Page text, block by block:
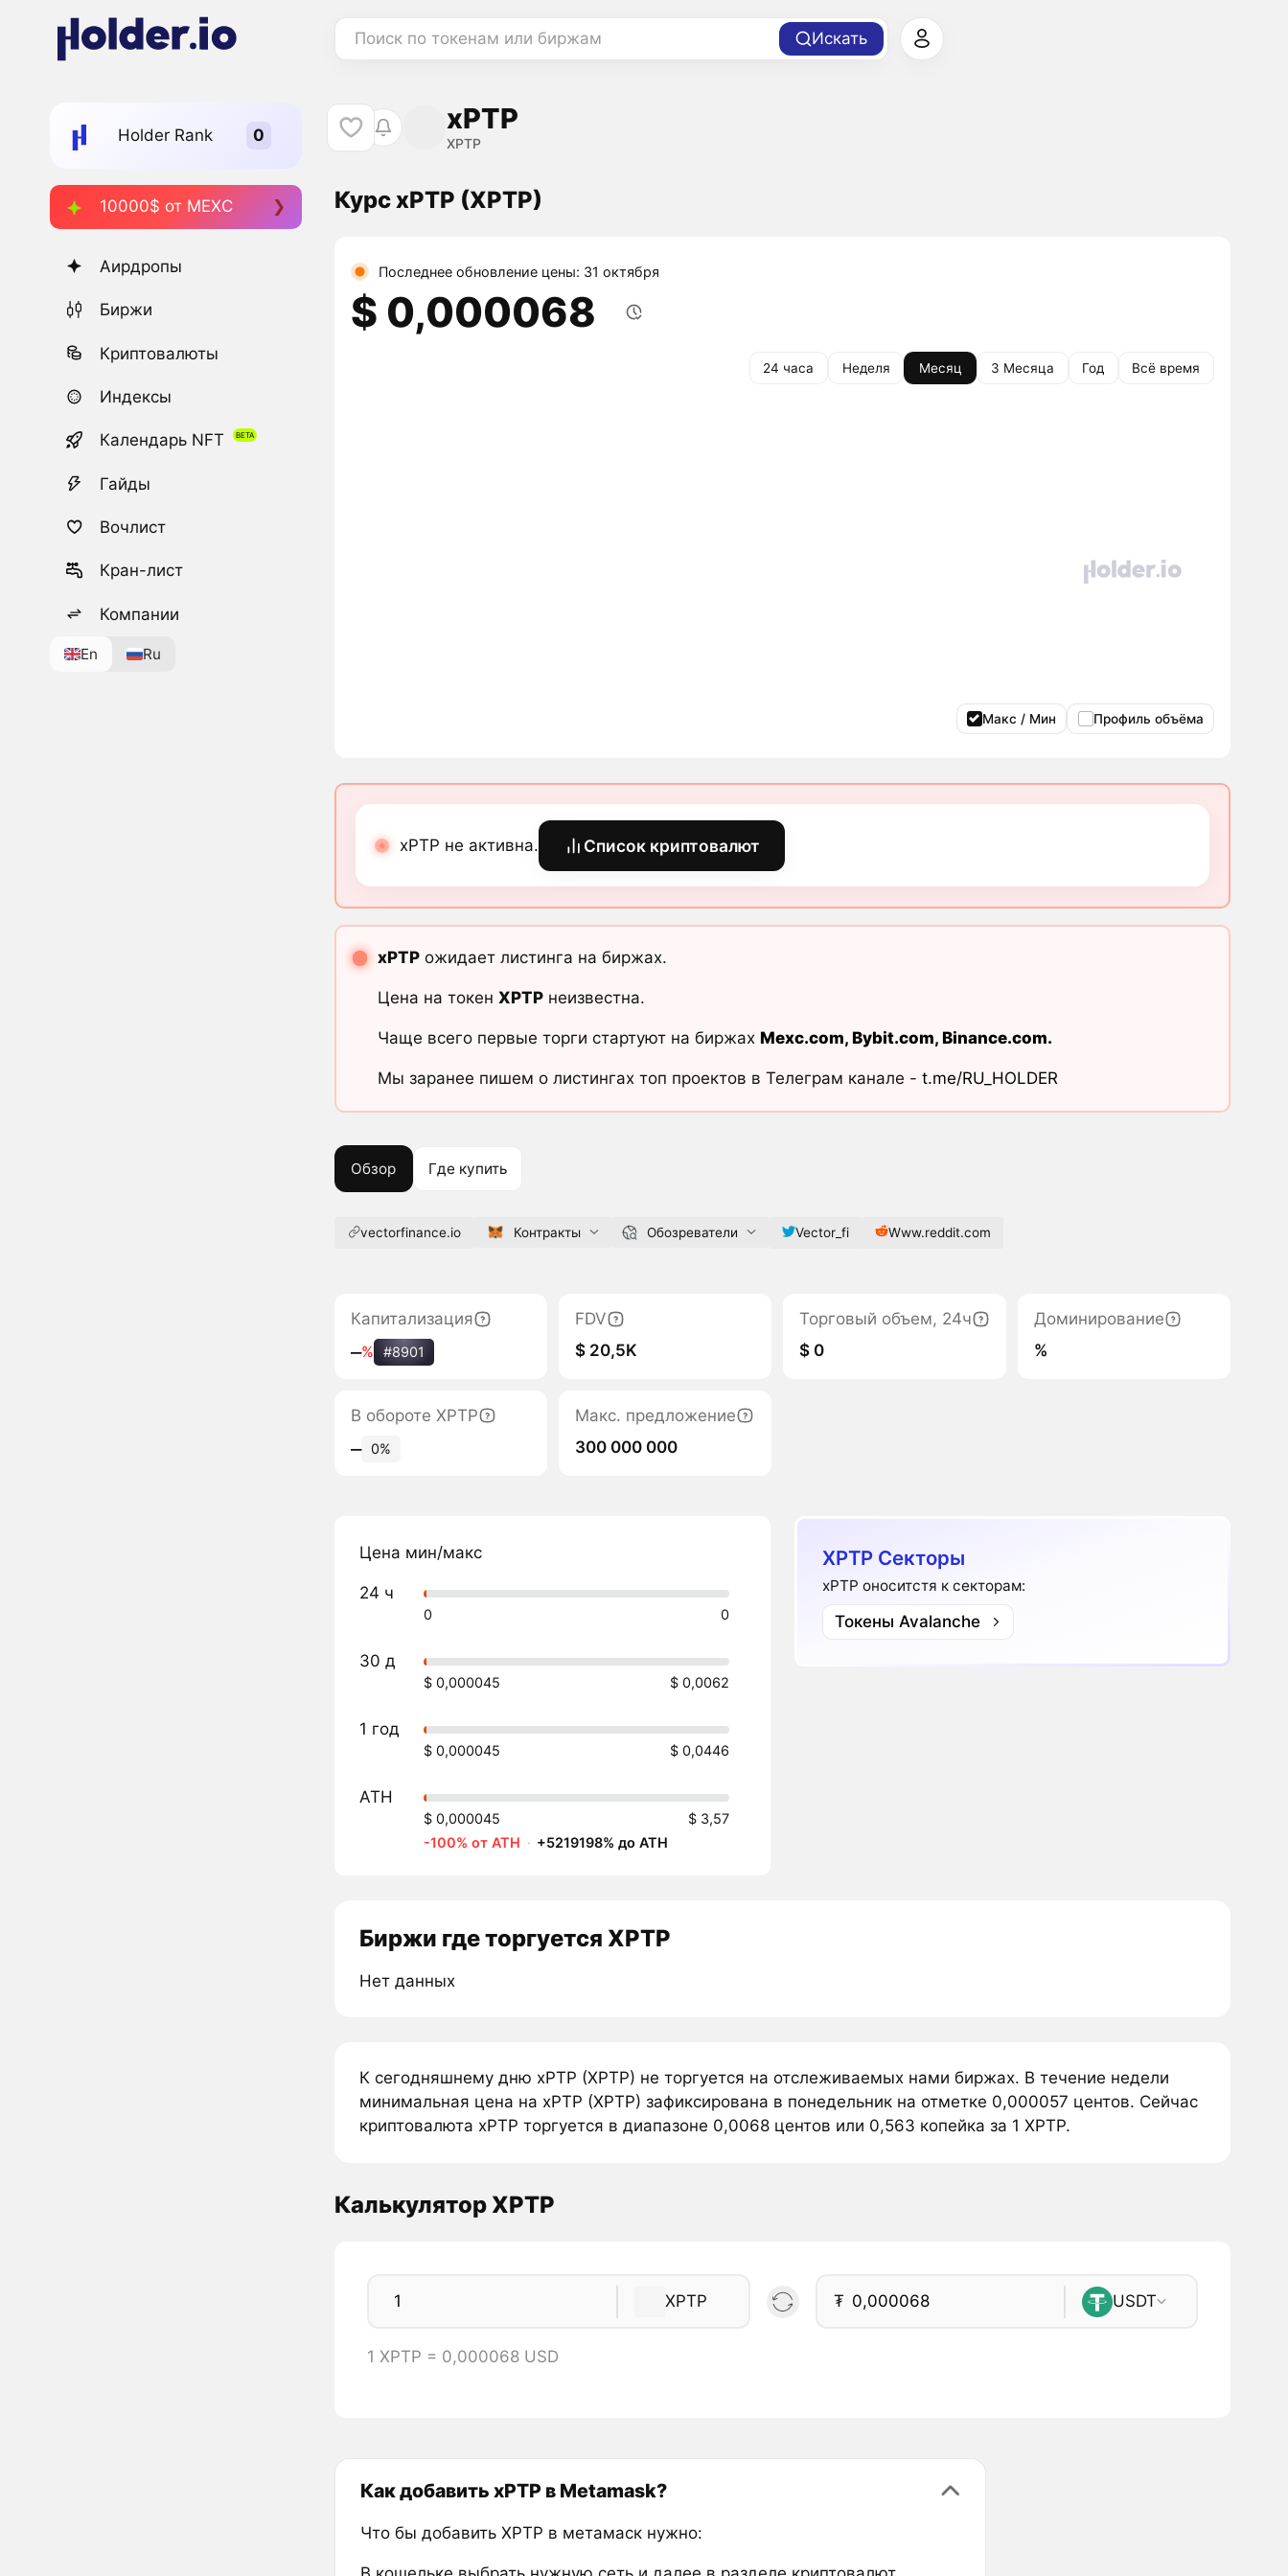
Поиск по токенам или биржам Искать
Holder Rank
10000$ от MEXC
Аирдропы
Биржи
Криптовалюты
Индексы
Календарь NFT
Гайды
Вочлист
Кран-лист
Компании
En Ru
xPTP
XPTP
Курс xPTP (XPTP)
Последнее обновление цены: 31 октября
$ 0,000068
24 часа Неделя Месяц 3 Месяца Год Всё время
Макс / Мин Профиль объёма
xPTP не активна. Список криптовалют
xPTPожидает листинга на биржах.
Цена на токен XPTPнеизвестна.
Чаще всего первые торги стартуют на биржах Mexc.com, Bybit.com, Binance.com.
Мы заранее пишем о листингах топ проектов в Телеграм канале - t.me/RU_HOLDER
Обзор Где купить
vectorfinance.io Контракты Обозреватели Vector_fi Www.reddit.com
Капитализация
‒% #8901
FDV
$ 20,5K
Торговый объем, 24ч
$ 0
Доминирование
%
В обороте XPTP
‒ 0%
Макс. предложение
300 000 000
Цена мин/макс
24 ч
0 0
30 д
$ 0,000045 $ 0,0062
1 год
$ 0,000045 $ 0,0446
ATH
$ 0,000045
$ 3,57
-100% от ATH · +5219198% до ATH
XPTP Секторы
xPTP оноситстя к секторам:
Токены Avalanche
Биржи где торгуется XPTP
Нет данных
К сегодняшнему дню xPTP (XPTP) не торгуется на отслеживаемых нами биржах. В течение недели
минимальная цена на xPTP (XPTP) зафиксирована в понедельник на отметке 0,000057 центов. Сейчас
криптовалюта xPTP торгуется в диапазоне 0,0068 центов или 0,563 копейка за 1 XPTP.
Калькулятор XPTP
XPTP ₮ USDT
1 XPTP = 0,000068 USD
Как добавить xPTP в Metamask?
Что бы добавить XPTP в метамаск нужно: